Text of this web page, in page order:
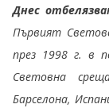
Днес
Първият
през 1998 г. в
Световна
Барселона,